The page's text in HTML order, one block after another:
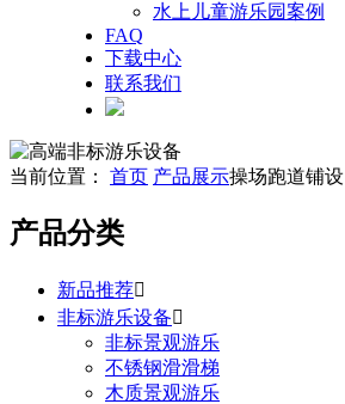
水上儿童游乐园案例
FAQ
下载中心
联系我们
当前位置： 首页 产品展示操场跑道铺设
产品分类
新品推荐
非标游乐设备
非标景观游乐
不锈钢滑滑梯
木质景观游乐